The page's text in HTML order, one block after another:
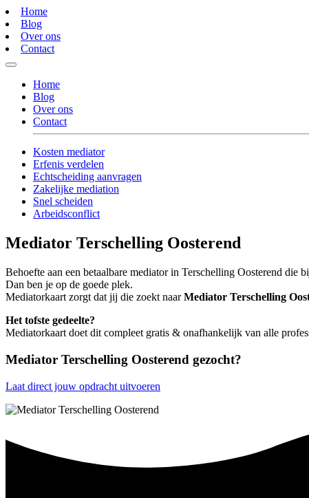
Home
Blog
Over ons
Contact
Home
Blog
Over ons
Contact
Kosten mediator
Erfenis verdelen
Echtscheiding aanvragen
Zakelijke mediation
Snel scheiden
Arbeidsconflict
Mediator Terschelling Oosterend
Behoefte aan een betaalbare mediator in Terschelling Oosterend die
Dan ben je op de goede plek.
Mediatorkaart zorgt dat jij die zoekt naarMediator Terschelling
Het tofste gedeelte?
Mediatorkaart doet dit compleet gratis & onafhankelijk van alle
Mediator Terschelling Oosterend gezocht?
Laat direct jouw opdracht uitvoeren